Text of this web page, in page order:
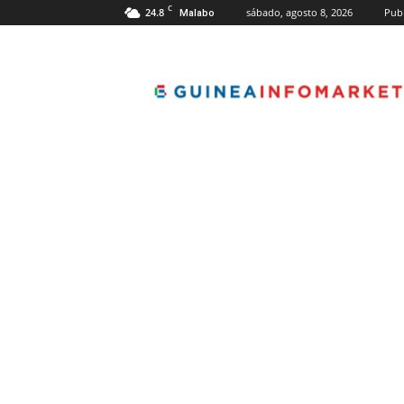
24.8 C Malabo sábado, agosto 8, 2026